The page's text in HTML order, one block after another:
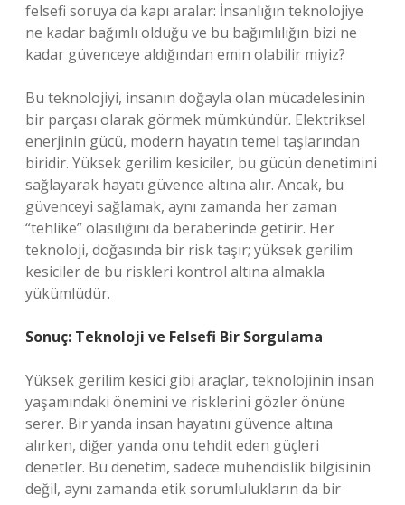
felsefi soruya da kapı aralar: İnsanlığın teknolojiye
ne kadar bağımlı olduğu ve bu bağımlılığın bizi ne
kadar güvenceye aldığından emin olabilir miyiz?
Bu teknolojiyi, insanın doğayla olan mücadelesinin
bir parçası olarak görmek mümkündür. Elektriksel
enerjinin gücü, modern hayatın temel taşlarından
biridir. Yüksek gerilim kesiciler, bu gücün denetimini
sağlayarak hayatı güvence altına alır. Ancak, bu
güvenceyi sağlamak, aynı zamanda her zaman
“tehlike” olasılığını da beraberinde getirir. Her
teknoloji, doğasında bir risk taşır; yüksek gerilim
kesiciler de bu riskleri kontrol altına almakla
yükümlüdür.
Sonuç: Teknoloji ve Felsefi Bir Sorgulama
Yüksek gerilim kesici gibi araçlar, teknolojinin insan
yaşamındaki önemini ve risklerini gözler önüne
serer. Bir yanda insan hayatını güvence altına
alırken, diğer yanda onu tehdit eden güçleri
denetler. Bu denetim, sadece mühendislik bilgisinin
değil, aynı zamanda etik sorumlulukların da bir